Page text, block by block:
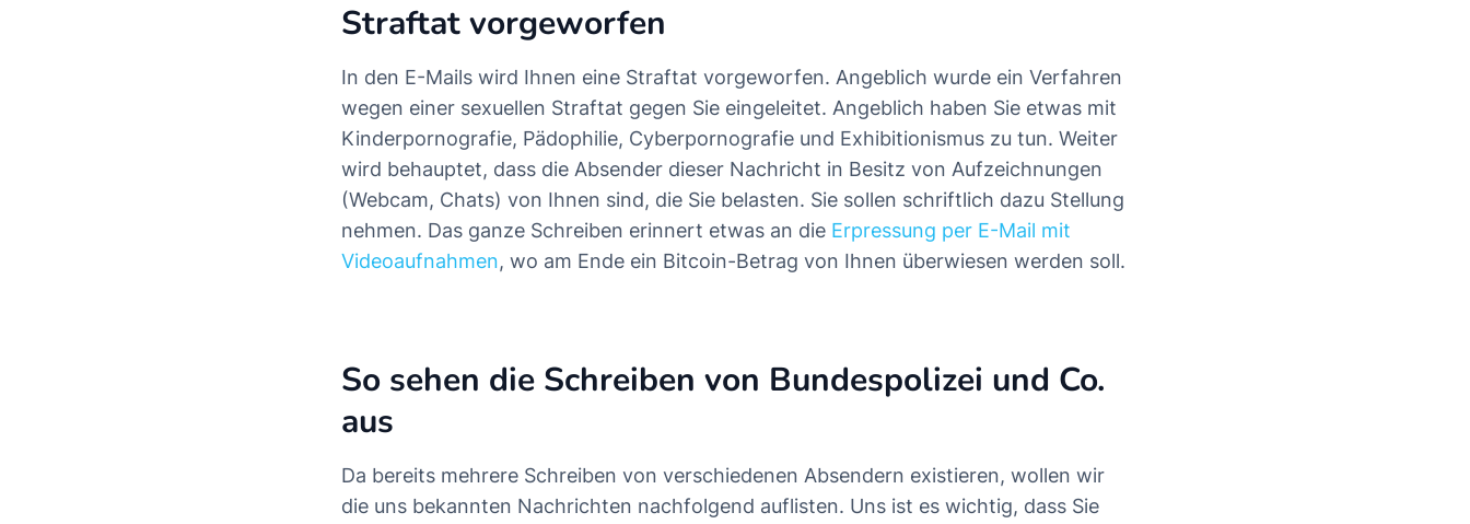
Straftat vorgeworfen
In den E-Mails wird Ihnen eine Straftat vorgeworfen. Angeblich wurde ein Verfahren
wegen einer sexuellen Straftat gegen Sie eingeleitet. Angeblich haben Sie etwas mit
Kinderpornografie, Pädophilie, Cyberpornografie und Exhibitionismus zu tun. Weiter
wird behauptet, dass die Absender dieser Nachricht in Besitz von Aufzeichnungen
(Webcam, Chats) von Ihnen sind, die Sie belasten. Sie sollen schriftlich dazu Stellung
nehmen. Das ganze Schreiben erinnert etwas an die Erpressung per E-Mail mit
Videoaufnahmen, wo am Ende ein Bitcoin-Betrag von Ihnen überwiesen werden soll.
So sehen die Schreiben von Bundespolizei und Co.
aus
Da bereits mehrere Schreiben von verschiedenen Absendern existieren, wollen wir
die uns bekannten Nachrichten nachfolgend auflisten. Uns ist es wichtig, dass Sie